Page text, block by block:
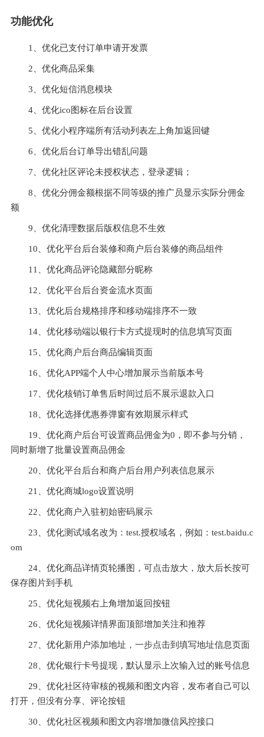
功能优化
1、优化已支付订单申请开发票
2、优化商品采集
3、优化短信消息模块
4、优化ico图标在后台设置
5、优化小程序端所有活动列表左上角加返回键
6、优化后台订单导出错乱问题
7、优化社区评论未授权状态，登录逻辑；
8、优化分佣金额根据不同等级的推广员显示实际分佣金
额
9、优化清理数据后版权信息不生效
10、优化平台后台装修和商户后台装修的商品组件
11、优化商品评论隐藏部分昵称
12、优化平台后台资金流水页面
13、优化后台规格排序和移动端排序不一致
14、优化移动端以银行卡方式提现时的信息填写页面
15、优化商户后台商品编辑页面
16、优化APP端个人中心增加展示当前版本号
17、优化核销订单售后时间过后不展示退款入口
18、优化选择优惠券弹窗有效期展示样式
19、优化商户后台可设置商品佣金为0，即不参与分销，
同时新增了批量设置商品佣金
20、优化平台后台和商户后台用户列表信息展示
21、优化商城logo设置说明
22、优化商户入驻初始密码展示
23、优化测试域名改为：test.授权域名，例如：test.baidu.c
om
24、优化商品详情页轮播图，可点击放大，放大后长按可
保存图片到手机
25、优化短视频右上角增加返回按钮
26、优化短视频详情界面顶部增加关注和推荐
27、优化新用户添加地址，一步点击到填写地址信息页面
28、优化银行卡号提现，默认显示上次输入过的账号信息
29、优化社区待审核的视频和图文内容，发布者自己可以
打开，但没有分享、评论按钮
30、优化社区视频和图文内容增加微信风控接口